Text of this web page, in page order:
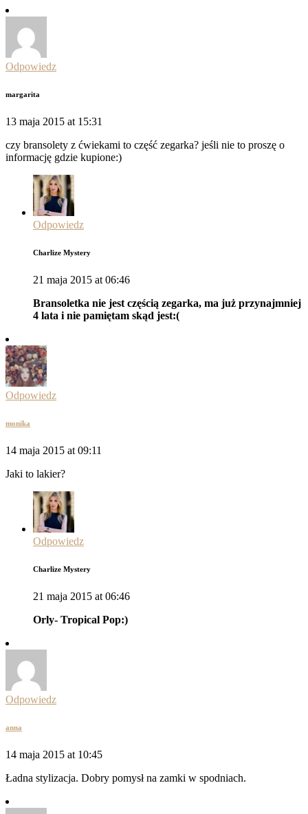
Odpowiedz
margarita
13 maja 2015 at 15:31
czy bransolety z ćwiekami to część zegarka? jeśli nie to proszę o
informację gdzie kupione:)
Odpowiedz
Charlize Mystery
21 maja 2015 at 06:46
Bransoletka nie jest częścią zegarka, ma już przynajmniej
4 lata i nie pamiętam skąd jest:(
Odpowiedz
monika
14 maja 2015 at 09:11
Jaki to lakier?
Odpowiedz
Charlize Mystery
21 maja 2015 at 06:46
Orly- Tropical Pop:)
Odpowiedz
anna
14 maja 2015 at 10:45
Ładna stylizacja. Dobry pomysł na zamki w spodniach.